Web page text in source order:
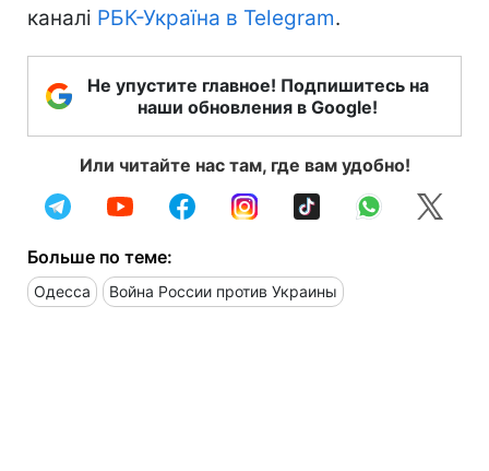
каналі РБК-Україна в Telegram.
Не упустите главное! Подпишитесь на
наши обновления в Google!
Или читайте нас там, где вам удобно!
Больше по теме:
Одесса Война России против Украины